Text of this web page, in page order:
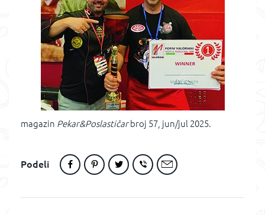
magazin Pekar&Poslastičarbroj 57, jun/jul 2025.
Podeli